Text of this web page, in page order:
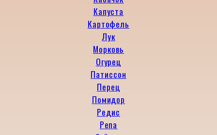
Капуста
Картофель
Лук
Морковь
Огурец
Патиссон
Перец
Помидор
Редис
Репа